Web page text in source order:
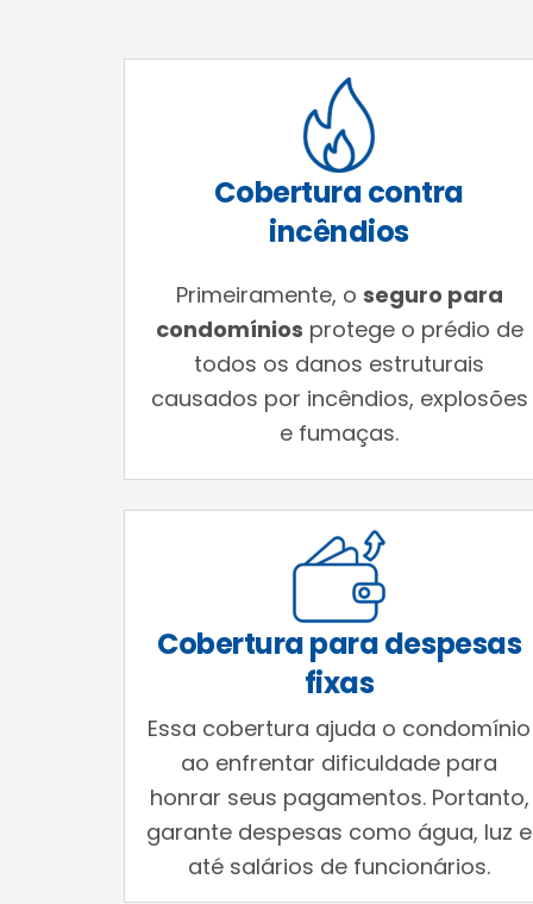
Cobertura contra
incêndios
Primeiramente, o seguro para
condomínios protege o prédio de
todos os danos estruturais
causados por incêndios, explosões
e fumaças.
Cobertura para despesas
fixas
Essa cobertura ajuda o condomínio
ao enfrentar dificuldade para
honrar seus pagamentos. Portanto,
garante despesas como água, luz e
até salários de funcionários.